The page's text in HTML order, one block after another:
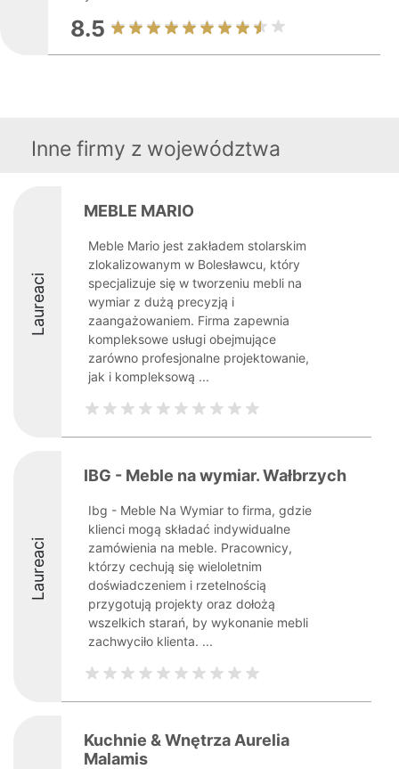
8.5
Inne firmy z województwa
Laureaci
MEBLE MARIO
Meble Mario jest zakładem stolarskim
zlokalizowanym w Bolesławcu, który
specjalizuje się w tworzeniu mebli na
wymiar z dużą precyzją i
zaangażowaniem. Firma zapewnia
kompleksowe usługi obejmujące
zarówno profesjonalne projektowanie,
jak i kompleksową ...
Laureaci
IBG - Meble na wymiar. Wałbrzych
Ibg - Meble Na Wymiar to firma, gdzie
klienci mogą składać indywidualne
zamówienia na meble. Pracownicy,
którzy cechują się wieloletnim
doświadczeniem i rzetelnością
przygotują projekty oraz dołożą
wszelkich starań, by wykonanie mebli
zachwyciło klienta. ...
Kuchnie & Wnętrza Aurelia
Malamis